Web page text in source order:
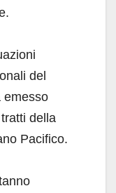
del
emesso
della
Pacifico.